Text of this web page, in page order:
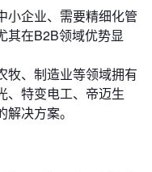
小企业、需要精细化管
其在B2B领域优势显
牧、制造业等领域拥有
、特变电工、帝迈生
决方案。